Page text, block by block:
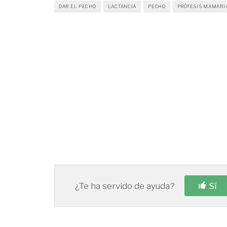
DAR EL PECHO LACTANCIA PECHO PRÓTESIS
¿Te ha servido de ayuda? Sí